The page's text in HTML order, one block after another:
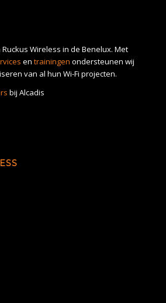
Wireless in de Benelux. Met
en trainingen ondersteunen wij
van al hun Wi-Fi projecten.
bij Alcadis